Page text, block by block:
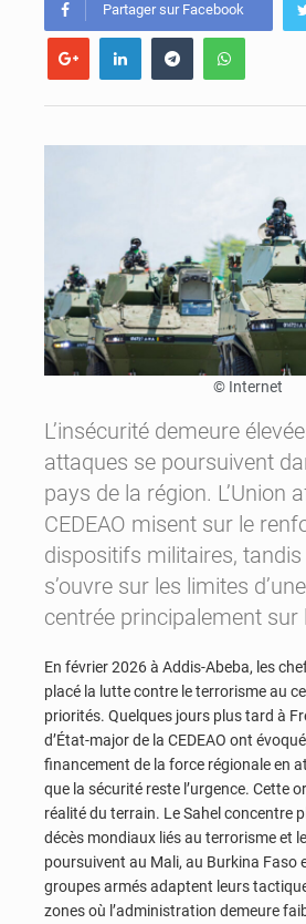
Partager sur Facebook
© Internet
L’insécurité demeure
attaques se poursuivent
pays de la région. L’Union
CEDEAO misent sur le
dispositifs militaires,
s’ouvre sur les limites
centrée principalement sur
En février 2026 à Addis-Abeba, les
placé la lutte contre le terrorisme au
priorités. Quelques jours plus tard à
d’État-major de la CEDEAO ont
financement de la force régionale en
que la sécurité reste l’urgence. Cette
réalité du terrain. Le Sahel concentre
décès mondiaux liés au terrorisme et
poursuivent au Mali, au Burkina Faso
groupes armés adaptent leurs
zones où l’administration demeure